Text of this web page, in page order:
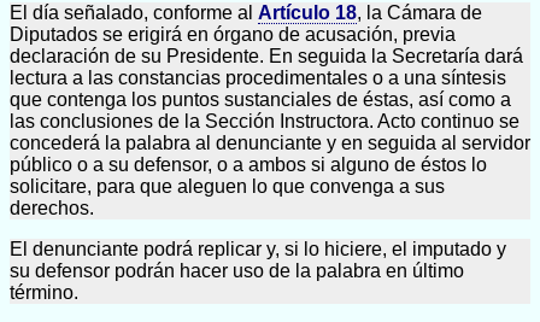
El día señalado, conforme al Artículo 18, la Cámara de
Diputados se erigirá en órgano de acusación, previa
declaración de su Presidente. En seguida la Secretaría dará
lectura a las constancias procedimentales o a una síntesis
que contenga los puntos sustanciales de éstas, así como a
las conclusiones de la Sección Instructora. Acto continuo se
concederá la palabra al denunciante y en seguida al servidor
público o a su defensor, o a ambos si alguno de éstos lo
solicitare, para que aleguen lo que convenga a sus
derechos.
El denunciante podrá replicar y, si lo hiciere, el imputado y
su defensor podrán hacer uso de la palabra en último
término.